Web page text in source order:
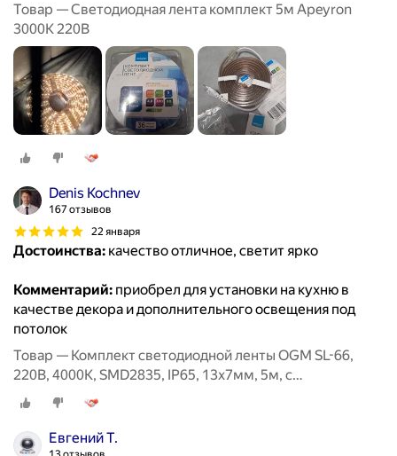
Товар — Светодиодная лента комплект 5м Apeyron
3000К 220В
Denis Kochnev
167 отзывов
22 января
Достоинства: качество отличное, светит ярко
Комментарий: приобрел для установки на кухню в
качестве декора и дополнительного освещения под
потолок
Товар — Комплект светодиодной ленты OGM SL-66,
220В, 4000К, SMD2835, IP65, 13х7мм, 5м, с
аксесcуарами
Евгений Т.